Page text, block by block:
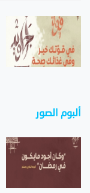
ألبوم الصور